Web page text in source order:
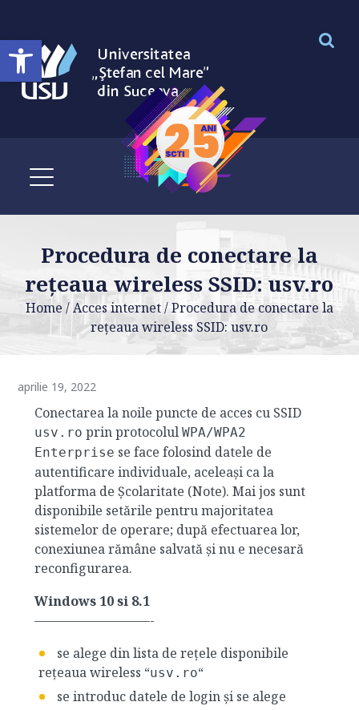
Deschide bara de unelte
Procedura de conectare la
rețeaua wireless SSID: usv.ro
Home /Acces internet/Procedura de conectare la
rețeaua wireless SSID: usv.ro
aprilie 19, 2022
Conectarea la noile puncte de acces cu SSID
usv.ro prin protocolul WPA/WPA2
Enterprise se face folosind datele de
autentificare individuale, aceleași ca la
platforma de Școlaritate (Note). Mai jos sunt
disponibile setările pentru majoritatea
sistemelor de operare; după efectuarea lor,
conexiunea rămâne salvată și nu e necesară
reconfigurarea.
Windows 10 si 8.1
—————————-
se alege din lista de rețele disponibile
rețeaua wireless “usv.ro“
se introduc datele de login și se alege